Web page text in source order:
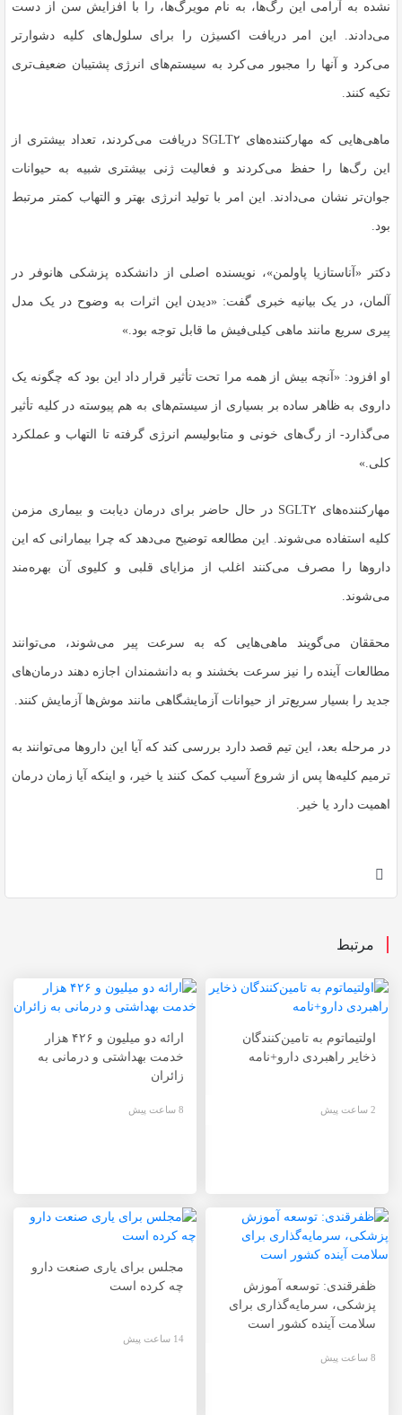
نشده به آرامی این رگ‌ها، به نام مویرگ‌ها، را با افزایش سن از دست
می‌دادند. این امر دریافت اکسیژن را برای سلول‌های کلیه دشوارتر
می‌کرد و آنها را مجبور می‌کرد به سیستم‌های انرژی پشتیبان ضعیف‌تری
تکیه کنند.
ماهی‌هایی که مهارکننده‌های SGLT۲ دریافت می‌کردند، تعداد بیشتری از
این رگ‌ها را حفظ می‌کردند و فعالیت ژنی بیشتری شبیه به حیوانات
جوان‌تر نشان می‌دادند. این امر با تولید انرژی بهتر و التهاب کمتر مرتبط
بود.
دکتر «آناستازیا پاولمن»، نویسنده اصلی از دانشکده پزشکی هانوفر در
آلمان، در یک بیانیه خبری گفت: «دیدن این اثرات به وضوح در یک مدل
پیری سریع مانند ماهی کیلی‌فیش ما قابل توجه بود.»
او افزود: «آنچه بیش از همه مرا تحت تأثیر قرار داد این بود که چگونه یک
داروی به ظاهر ساده بر بسیاری از سیستم‌های به هم پیوسته در کلیه تأثیر
می‌گذارد- از رگ‌های خونی و متابولیسم انرژی گرفته تا التهاب و عملکرد
کلی.»
مهارکننده‌های SGLT۲ در حال حاضر برای درمان دیابت و بیماری مزمن
کلیه استفاده می‌شوند. این مطالعه توضیح می‌دهد که چرا بیمارانی که این
داروها را مصرف می‌کنند اغلب از مزایای قلبی و کلیوی آن بهره‌مند
می‌شوند.
محققان می‌گویند ماهی‌هایی که به سرعت پیر می‌شوند، می‌توانند
مطالعات آینده را نیز سرعت بخشند و به دانشمندان اجازه دهند درمان‌های
جدید را بسیار سریع‌تر از حیوانات آزمایشگاهی مانند موش‌ها آزمایش کنند.
در مرحله بعد، این تیم قصد دارد بررسی کند که آیا این داروها می‌توانند به
ترمیم کلیه‌ها پس از شروع آسیب کمک کنند یا خیر، و اینکه آیا زمان درمان
اهمیت دارد یا خیر.
مرتبط
اولتیماتوم به تامین‌کنندگان
ذخایر راهبردی دارو+نامه
2 ساعت پیش
ارائه دو میلیون و ۴۲۶ هزار
خدمت بهداشتی و درمانی به
زائران
8 ساعت پیش
ظفرقندی: توسعه آموزش
پزشکی، سرمایه‌گذاری برای
سلامت آینده کشور است
8 ساعت پیش
مجلس برای یاری صنعت دارو
چه کرده است
14 ساعت پیش